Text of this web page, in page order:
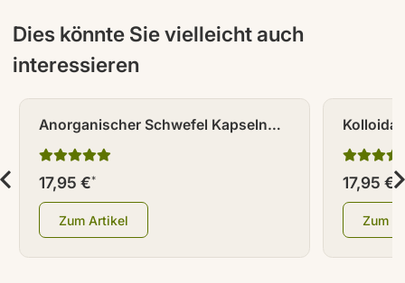
Dies könnte Sie vielleicht auch
interessieren
Anorganischer Schwefel Kapseln
300 Stück
17,95 €*
Zum Artikel
ml 25
17,95 €*
Zum